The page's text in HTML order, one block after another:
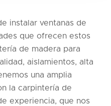
instalar ventanas de
que ofrecen estos
de madera para
aislamientos, alta
una amplia
la carpintería de
experiencia, que nos